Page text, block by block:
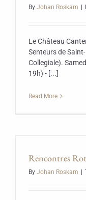
By Johan Roskam
Le Château
Senteurs de
Collegiale).
19h) - [...]
Read More
Rencontres
By Johan Roskam